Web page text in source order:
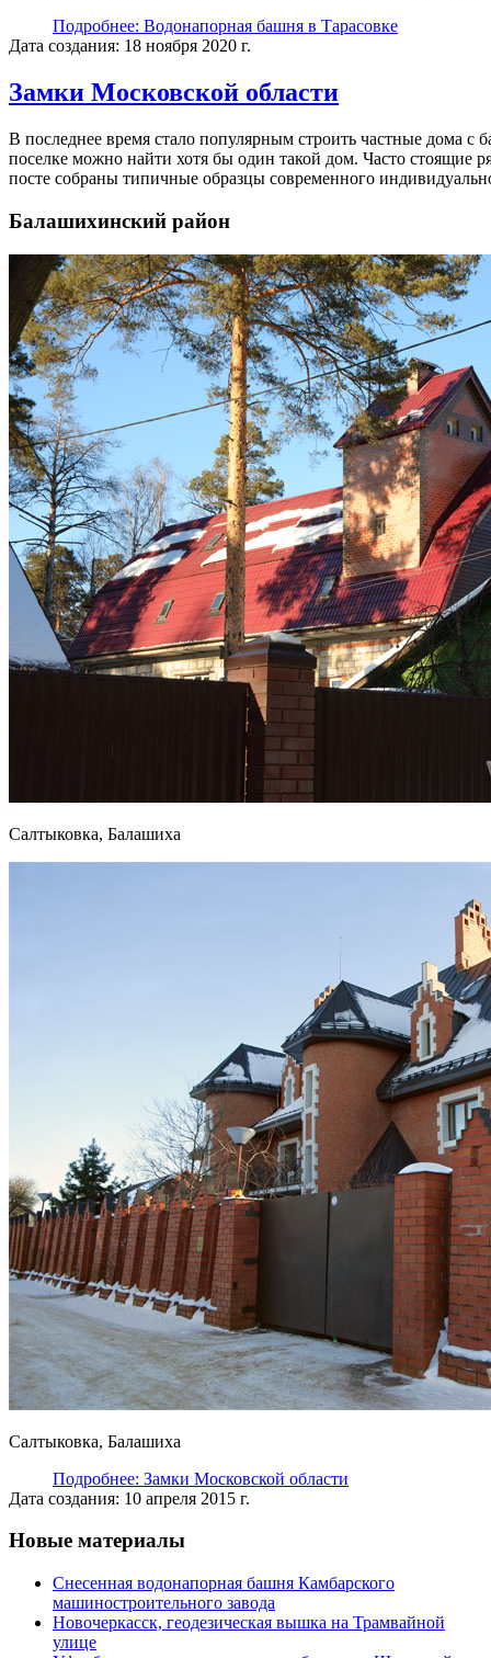
Подробнее: Водонапорная башня в Тарасовке
Дата создания: 18 ноября 2020 г.
Замки Московской области
В последнее время стало популярным строить частные дома
поселке можно найти хотя бы один такой дом. Часто стоящие
посте собраны типичные образцы современного
Балашихинский район
Салтыковка, Балашиха
Салтыковка, Балашиха
Подробнее: Замки Московской области
Дата создания: 10 апреля 2015 г.
Новые материалы
Снесенная водонапорная башня Камбарского
машиностроительного завода
Новочеркасск, геодезическая вышка на Трамвайной
улице